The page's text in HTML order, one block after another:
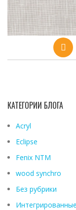
КАТЕГОРИИ БЛОГА
Acryl
Eclipse
Fenix ​​NTM
wood synchro
Без рубрики